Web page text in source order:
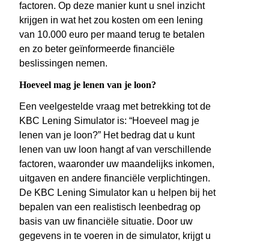
factoren. Op deze manier kunt u snel inzicht
krijgen in wat het zou kosten om een lening
van 10.000 euro per maand terug te betalen
en zo beter geïnformeerde financiële
beslissingen nemen.
Hoeveel mag je lenen van je loon?
Een veelgestelde vraag met betrekking tot de
KBC Lening Simulator is: “Hoeveel mag je
lenen van je loon?” Het bedrag dat u kunt
lenen van uw loon hangt af van verschillende
factoren, waaronder uw maandelijks inkomen,
uitgaven en andere financiële verplichtingen.
De KBC Lening Simulator kan u helpen bij het
bepalen van een realistisch leenbedrag op
basis van uw financiële situatie. Door uw
gegevens in te voeren in de simulator, krijgt u